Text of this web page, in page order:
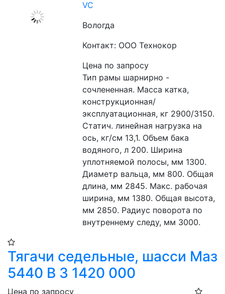
VC
Вологда
Контакт: ООО Технокор
Цена по запросу
Тип рамы шарнирно -
сочлененная. Масса катка,
конструкционная/
эксплуатационная, кг 2900/3150.
Статич. линейная нагрузка на
ось, кг/см 13,1. Объем бака
водяного, л 200. Ширина
уплотняемой полосы, мм 1300.
Диаметр вальца, мм 800. Общая
длина, мм 2845. Макс. рабочая
ширина, мм 1380. Общая высота,
мм 2850. Радиус поворота по
внутреннему следу, мм 3000.
Тягачи седельные, шасси Маз
5440 В 3 1420 000
Цена по запросу